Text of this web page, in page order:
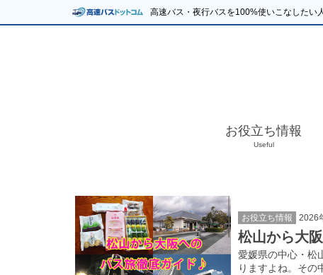
高速バス・夜行バスを100%使いこなしたい
お役立ち情報
Useful
お役立ち情報 2026
松山から大
愛媛県の中心・松
りますよね。その